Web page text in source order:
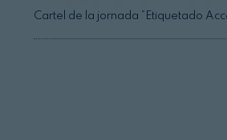
Cartel de la jornada “Etiquetado